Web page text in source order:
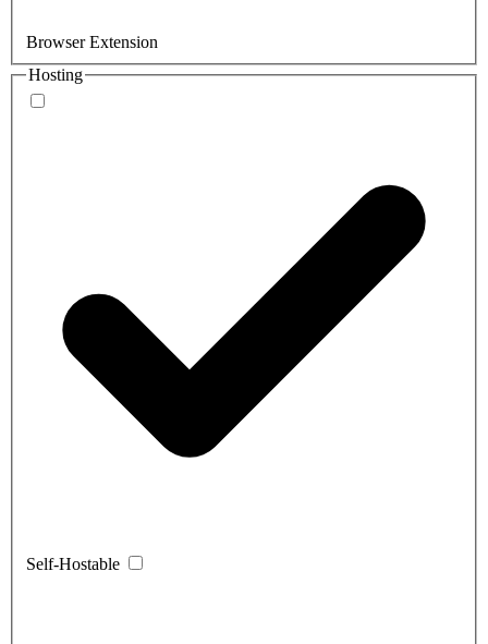
Browser Extension
Hosting
Self-Hostable